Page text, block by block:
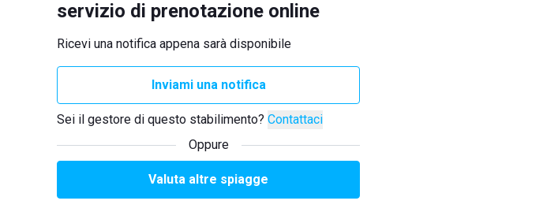
servizio di prenotazione online
Ricevi una notifica appena sarà disponibile
Inviami una notifica
Sei il gestore di questo stabilimento? Contattaci
Oppure
Valuta altre spiagge